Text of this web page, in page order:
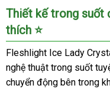
Âm
Đạo
Giả
Fleshlight
Ice
Lady
Crystal
Thiết kế trong suốt
thích ⭐
Fleshlight Ice Lady
nghệ thuật trong suốt
chuyển động bên trong